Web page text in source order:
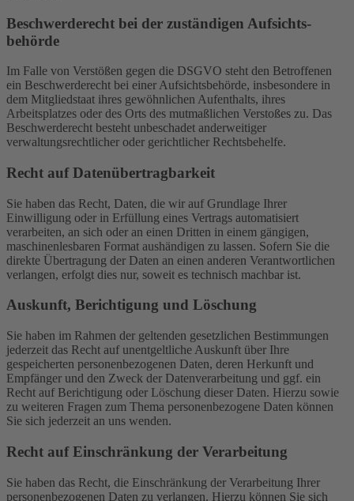
Beschwerde­recht bei der zuständigen Aufsichts­
behörde
Im Falle von Verstößen gegen die DSGVO steht den Betroffenen
ein Beschwerderecht bei einer Aufsichtsbehörde, insbesondere in
dem Mitgliedstaat ihres gewöhnlichen Aufenthalts, ihres
Arbeitsplatzes oder des Orts des mutmaßlichen Verstoßes zu. Das
Beschwerderecht besteht unbeschadet anderweitiger
verwaltungsrechtlicher oder gerichtlicher Rechtsbehelfe.
Recht auf Daten­übertrag­barkeit
Sie haben das Recht, Daten, die wir auf Grundlage Ihrer
Einwilligung oder in Erfüllung eines Vertrags automatisiert
verarbeiten, an sich oder an einen Dritten in einem gängigen,
maschinenlesbaren Format aushändigen zu lassen. Sofern Sie die
direkte Übertragung der Daten an einen anderen Verantwortlichen
verlangen, erfolgt dies nur, soweit es technisch machbar ist.
Auskunft, Berichtigung und Löschung
Sie haben im Rahmen der geltenden gesetzlichen Bestimmungen
jederzeit das Recht auf unentgeltliche Auskunft über Ihre
gespeicherten personenbezogenen Daten, deren Herkunft und
Empfänger und den Zweck der Datenverarbeitung und ggf. ein
Recht auf Berichtigung oder Löschung dieser Daten. Hierzu sowie
zu weiteren Fragen zum Thema personenbezogene Daten können
Sie sich jederzeit an uns wenden.
Recht auf Einschränkung der Verarbeitung
Sie haben das Recht, die Einschränkung der Verarbeitung Ihrer
personenbezogenen Daten zu verlangen. Hierzu können Sie sich